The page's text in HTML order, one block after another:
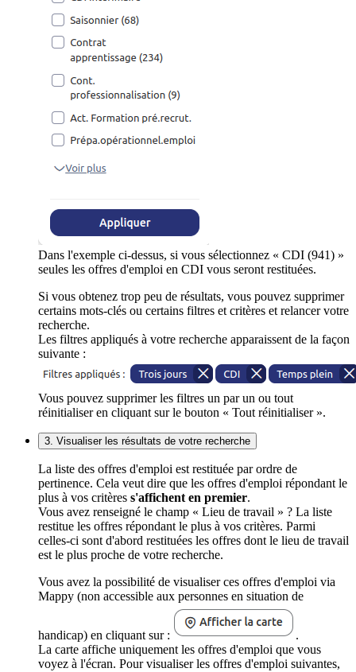
Dans l'exemple ci-dessus, si vous sélectionnez « CDI (941) »
seules les offres d'emploi en CDI vous seront restituées.
Si vous obtenez trop peu de résultats, vous pouvez supprimer
certains mots-clés ou certains filtres et critères et relancer votre
recherche.
Les filtres appliqués à votre recherche apparaissent de la façon
suivante :
Vous pouvez supprimer les filtres un par un ou tout
réinitialiser en cliquant sur le bouton « Tout réinitialiser ».
3. Visualiser les résultats de votre recherche
La liste des offres d'emploi est restituée par ordre de
pertinence. Cela veut dire que les offres d'emploi répondant le
plus à vos critères s'affichent en premier.
Vous avez renseigné le champ « Lieu de travail » ? La liste
restitue les offres répondant le plus à vos critères. Parmi
celles-ci sont d'abord restituées les offres dont le lieu de travail
est le plus proche de votre recherche.
Vous avez la possibilité de visualiser ces offres d'emploi via
Mappy (non accessible aux personnes en situation de
handicap) en cliquant sur :
.
La carte affiche uniquement les offres d'emploi que vous
voyez à l'écran. Pour visualiser les offres d'emploi suivantes,